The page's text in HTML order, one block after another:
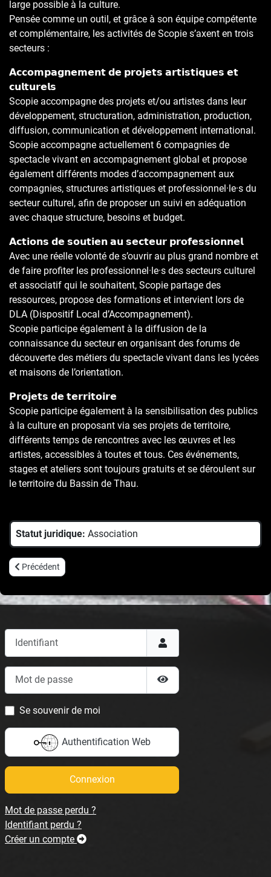
large possible à la culture.
Pensée comme un outil, et grâce à son équipe compétente
et complémentaire, les activités de Scopie s’axent en trois
secteurs :
𝗔𝗰𝗰𝗼𝗺𝗽𝗮𝗴𝗻𝗲𝗺𝗲𝗻𝘁 𝗱𝗲 𝗽𝗿𝗼𝗷𝗲𝘁𝘀 𝗮𝗿𝘁𝗶𝘀𝘁𝗶𝗾𝘂𝗲𝘀 𝗲𝘁
𝗰𝘂𝗹𝘁𝘂𝗿𝗲𝗹𝘀
Scopie accompagne des projets et/ou artistes dans leur
développement, structuration, administration, production,
diffusion, communication et développement international.
Scopie accompagne actuellement 6 compagnies de
spectacle vivant en accompagnement global et propose
également différents modes d’accompagnement aux
compagnies, structures artistiques et professionnel·le·s du
secteur culturel, afin de proposer un suivi en adéquation
avec chaque structure, besoins et budget.
𝗔𝗰𝘁𝗶𝗼𝗻𝘀 𝗱𝗲 𝘀𝗼𝘂𝘁𝗶𝗲𝗻 𝗮𝘂 𝘀𝗲𝗰𝘁𝗲𝘂𝗿 𝗽𝗿𝗼𝗳𝗲𝘀𝘀𝗶𝗼𝗻𝗻𝗲𝗹
Avec une réelle volonté de s’ouvrir au plus grand nombre et
de faire profiter les professionnel·le·s des secteurs culturel
et associatif qui le souhaitent, Scopie partage des
ressources, propose des formations et intervient lors de
DLA (Dispositif Local d’Accompagnement).
Scopie participe également à la diffusion de la
connaissance du secteur en organisant des forums de
découverte des métiers du spectacle vivant dans les lycées
et maisons de l’orientation.
𝗣𝗿𝗼𝗷𝗲𝘁𝘀 𝗱𝗲 𝘁𝗲𝗿𝗿𝗶𝘁𝗼𝗶𝗿𝗲
Scopie participe également à la sensibilisation des publics
à la culture en proposant via ses projets de territoire,
différents temps de rencontres avec les œuvres et les
artistes, accessibles à toutes et tous. Ces événements,
stages et ateliers sont toujours gratuits et se déroulent sur
le territoire du Bassin de Thau.
Statut juridique: Association
Article précédent : Samba Résille
Précédent
Mot de passe
Afficher le mot de passe
Se souvenir de moi
Authentification Web
Connexion
Mot de passe perdu ?
Identifiant perdu ?
Créer un compte